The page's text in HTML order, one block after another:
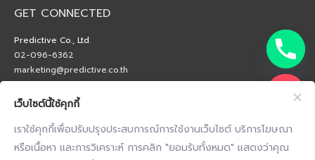
GET CONNECTED
Predictive Co., Ltd.
02-096-6362
marketing@predictive.co.th
เว็บไซต์นี้ใช้คุกกี้
เราใช้คุกกี้เพื่อปรับปรุงประสบการณ์การใช้งานเว็บไซต์ บริการโฆษณา
หรือเนื้อหา และการวิเคราะห์ การคลิก "ยอมรับทั้งหมด" แสดงว่าคุณ